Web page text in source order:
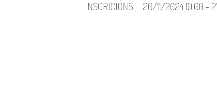
INSCRICIÓNS 20/11/2024 10:00 -